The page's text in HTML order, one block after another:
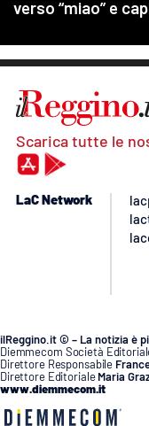
Scarica tutte le
LaC Network
ilReggino.it © – La notizia è
Diemmecom Società
Direttore Responsabile
Direttore Editoriale Maria
www.diemmecom.it